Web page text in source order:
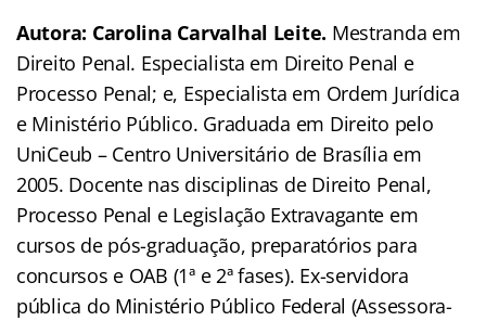
Autora: Carolina Carvalhal Leite. Mestranda em
Direito Penal. Especialista em Direito Penal e
Processo Penal; e, Especialista em Ordem Jurídica
e Ministério Público. Graduada em Direito pelo
UniCeub – Centro Universitário de Brasília em
2005. Docente nas disciplinas de Direito Penal,
Processo Penal e Legislação Extravagante em
cursos de pós-graduação, preparatórios para
concursos e OAB (1ª e 2ª fases). Ex-servidora
pública do Ministério Público Federal (Assessora-